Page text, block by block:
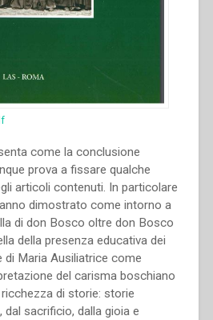
come la conclusione
prova a fissare qualche
articoli contenuti. In particolare
dimostrato come intorno a
di don Bosco oltre don Bosco
della presenza educativa dei
di Maria Ausiliatrice come
del carisma boschiano
di storie: storie
dal sacrificio, dalla gioia e